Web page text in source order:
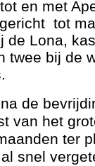
en met
tot
de Lona,
twee bij de
de
van het
ter
snel